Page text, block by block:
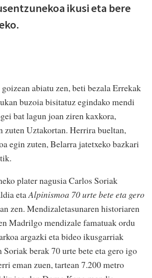
ikusi eta bere
abiatu zen, beti bezala Errekak
buzoia bisitatuz egindako mendi
bat lagun joan ziren kaxkora,
zuten Uztakortan. Herrira bueltan,
egin zuten, Belarra jatetxeko bazkari
plater nagusia Carlos Soriak
etaAlpinismoa 70 urte bete eta gero
zen. Mendizaletasunaren historiaren
Madrilgo mendizale famatuak ordu
argazki eta bideo ikusgarriak
berak 70 urte bete eta gero igo
eman zuen, tartean 7.200 metro